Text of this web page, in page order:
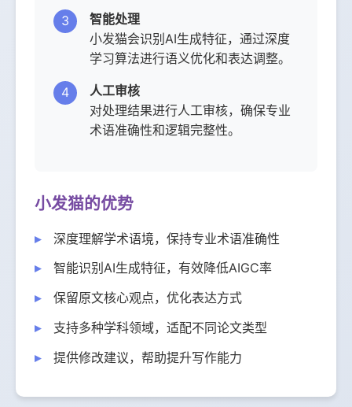
3
智能处理
小发猫会识别AI生成特征，通过深度
学习算法进行语义优化和表达调整。
4
人工审核
对处理结果进行人工审核，确保专业
术语准确性和逻辑完整性。
小发猫的优势
深度理解学术语境，保持专业术语准确性
智能识别AI生成特征，有效降低AIGC率
保留原文核心观点，优化表达方式
支持多种学科领域，适配不同论文类型
提供修改建议，帮助提升写作能力